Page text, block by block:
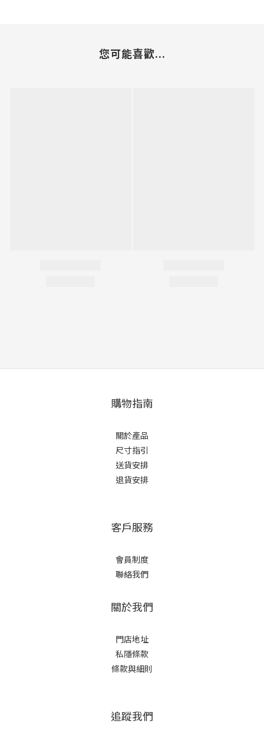
您可能喜歡...
購物指南
關於產品
尺寸指引
送貨安排
退貨安排
客戶服務
會員制度
聯絡我們
關於我們
門店地址
私隱條款
條款與細則
追蹤我們